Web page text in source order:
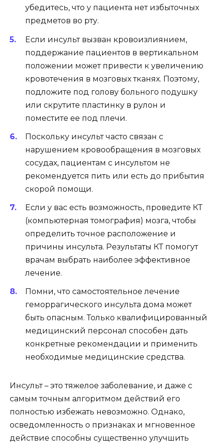
убедитесь, что у пациента нет избыточных
предметов во рту.
Если инсульт вызван кровоизлиянием,
поддержание пациентов в вертикальном
положении может привести к увеличению
кровотечения в мозговых тканях. Поэтому,
подложите под голову больного подушку
или скрутите пластинку в рулон и
поместите ее под плечи.
Поскольку инсульт часто связан с
нарушением кровообращения в мозговых
сосудах, пациентам с инсультом не
рекомендуется пить или есть до прибытия
скорой помощи.
Если у вас есть возможность, проведите КТ
(компьютерная томография) мозга, чтобы
определить точное расположение и
причины инсульта. Результаты КТ помогут
врачам выбрать наиболее эффективное
лечение.
Помни, что самостоятельное лечение
геморрагического инсульта дома может
быть опасным. Только квалифицированный
медицинский персонал способен дать
конкретные рекомендации и применить
необходимые медицинские средства.
Инсульт – это тяжелое заболевание, и даже с
самым точным алгоритмом действий его
полностью избежать невозможно. Однако,
осведомленность о признаках и мгновенное
действие способны существенно улучшить